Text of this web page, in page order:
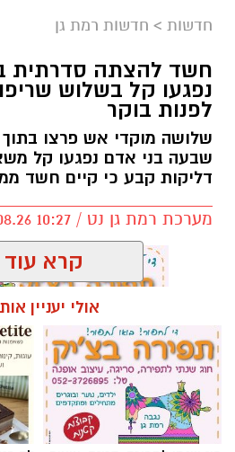
לרפואה.
לפרנסה.
לילדים.
לזיווג.
אנחנו משוכנעים שהברכה
תשתנה.
"רְאֵה אָנֹכִי נֹתֵן לִפְנֵיכֶם הַיּוֹם
שימו לב למילה אחת.
לא "אתן".
אלא נותן – בלשון הווה.
הקב"ה אינו מבטיח ברכה רק
שהברכה כבר ניתנת בכל רגע.
אלא שלעיתים העיניים
עד שהלב מפספס את מה
חדשות > חדשות רמת גן
חשד להצתה סדרתית
נפגעו קל בשלוש
לפנות בוקר
שלושה מוקדי אש פרצו בתוך
שבעה בני אדם נפגעו קל
דליקות קבע כי קיים חשד
מערכת רמת גן נט / 10:27 07.08.26
תגים:שריפה רמת גן
קרא עוד
אולי יעניין